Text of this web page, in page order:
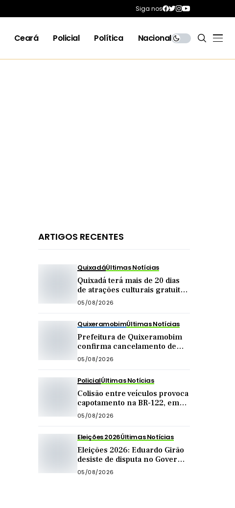
Siga nos
Ceará Policial Política Nacional
ARTIGOS RECENTES
QuixadáÚltimas Notícias
Quixadá terá mais de 20 dias
de atrações culturais gratuitas
em agosto
05/08/2026
QuixeramobimÚltimas Notícias
Prefeitura de Quixeramobim
confirma cancelamento de
show da dupla Matheus &
Kauan
05/08/2026
PolicialÚltimas Notícias
Colisão entre veículos provoca
capotamento na BR-122, em
Quixadá
05/08/2026
Eleições 2026Últimas Notícias
Eleições 2026: Eduardo Girão
desiste de disputa no Governo
do Ceará e decide ser vice de
Zema
05/08/2026